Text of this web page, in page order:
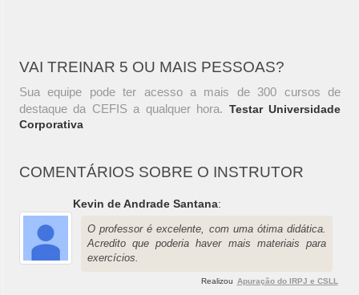
VAI TREINAR 5 OU MAIS PESSOAS?
Sua equipe pode ter acesso a mais de 300 cursos de
destaque da CEFIS a qualquer hora. Testar Universidade
Corporativa
COMENTÁRIOS SOBRE O INSTRUTOR
Kevin de Andrade Santana:
O professor é excelente, com uma ótima didática.
Acredito que poderia haver mais materiais para
exercícios.
Realizou Apuração do IRPJ e CSLL